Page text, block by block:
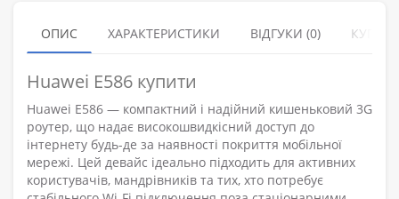
ОПИС ХАРАКТЕРИСТИКИ ВІДГУКИ (0)
Huawei E586 купити
Huawei E586 — компактний і надійний кишеньковий 3G
роутер, що надає високошвидкісний доступ до
інтернету будь-де за наявності покриття мобільної
мережі. Цей девайс ідеально підходить для активних
користувачів, мандрівників та тих, хто потребує